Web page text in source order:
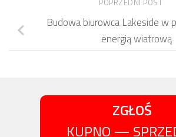
POPRZEDNI POST
Budowa biurowca Lakeside w
energią wiatrową
ZGŁOŚ
KUPNO —